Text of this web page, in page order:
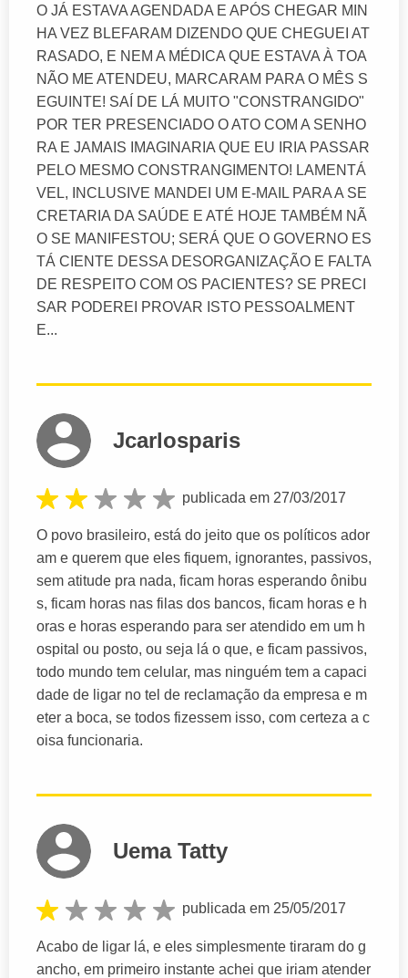
O JÁ ESTAVA AGENDADA E APÓS CHEGAR MIN
HA VEZ BLEFARAM DIZENDO QUE CHEGUEI AT
RASADO, E NEM A MÉDICA QUE ESTAVA À TOA
NÃO ME ATENDEU, MARCARAM PARA O MÊS S
EGUINTE! SAÍ DE LÁ MUITO "CONSTRANGIDO"
POR TER PRESENCIADO O ATO COM A SENHO
RA E JAMAIS IMAGINARIA QUE EU IRIA PASSAR
PELO MESMO CONSTRANGIMENTO! LAMENTÁ
VEL, INCLUSIVE MANDEI UM E-MAIL PARA A SE
CRETARIA DA SAÚDE E ATÉ HOJE TAMBÉM NÃ
O SE MANIFESTOU; SERÁ QUE O GOVERNO ES
TÁ CIENTE DESSA DESORGANIZAÇÃO E FALTA
DE RESPEITO COM OS PACIENTES? SE PRECI
SAR PODEREI PROVAR ISTO PESSOALMENT
E...
Jcarlosparis
publicada em 27/03/2017
O povo brasileiro, está do jeito que os políticos ador
am e querem que eles fiquem, ignorantes, passivos,
sem atitude pra nada, ficam horas esperando ônibu
s, ficam horas nas filas dos bancos, ficam horas e h
oras e horas esperando para ser atendido em um h
ospital ou posto, ou seja lá o que, e ficam passivos,
todo mundo tem celular, mas ninguém tem a capaci
dade de ligar no tel de reclamação da empresa e m
eter a boca, se todos fizessem isso, com certeza a c
oisa funcionaria.
Uema Tatty
publicada em 25/05/2017
Acabo de ligar lá, e eles simplesmente tiraram do g
ancho, em primeiro instante achei que iriam atender